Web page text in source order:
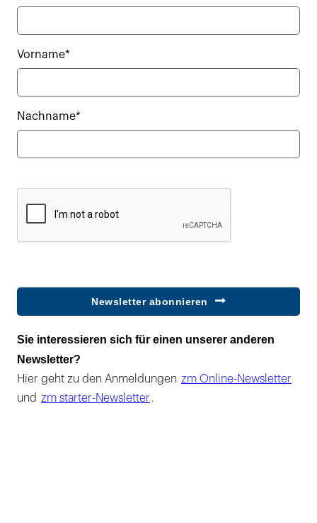
Vorname*
Nachname*
Newsletter abonnieren
Sie interessieren sich für einen unserer anderen
Newsletter?
Hier geht zu den Anmeldungen zm Online-Newsletter
und zm starter-Newsletter .